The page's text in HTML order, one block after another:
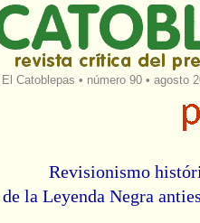
El Catoblepas • número 90• agosto
Revisionismo
de la Leyenda Negra